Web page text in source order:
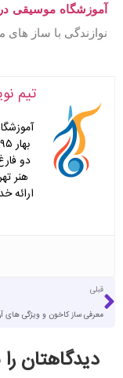
آموزشگاه موسیقی
نوازندگی با ساز
تیم
دو
هنر
ارائه
قبلی
معرفی ساز کاخون و ویژگی های
دیدگاهتان